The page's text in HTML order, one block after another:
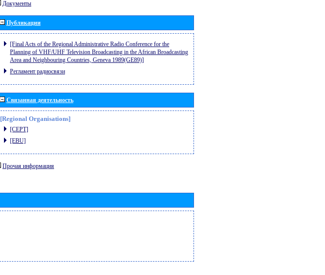
Документы
Публикации
[Final Acts of the Regional Administrative Radio Conference for the
Planning of VHF/UHF Television Broadcasting in the African Broadcasting
Area and Neighbouring Countries, Geneva 1989(GE89)]
Регламент радиосвязи
Связанная деятельность
[Regional Organisations]
[CEPT]
[EBU]
Прочая информация